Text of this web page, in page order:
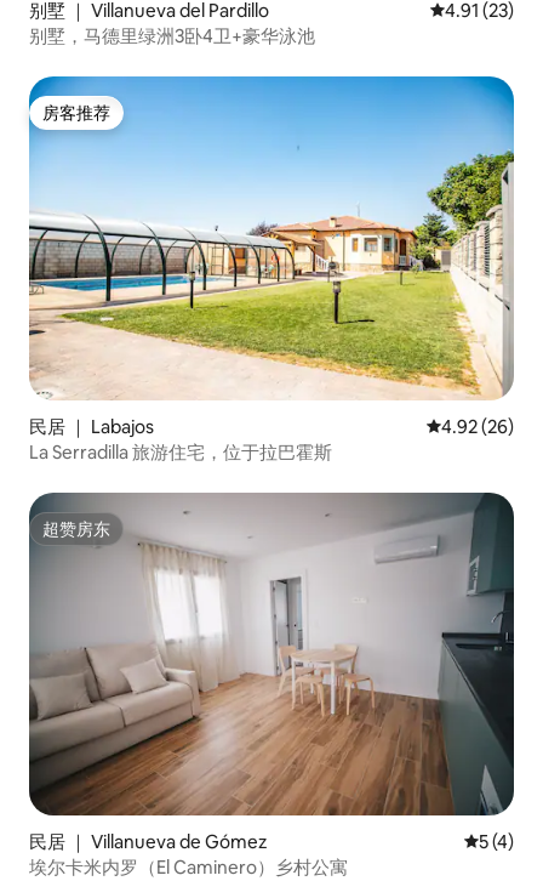
别墅 ｜ Villanueva del Pardillo 平均评分
4.91 (23)
别墅，马德里绿洲3卧4卫+豪华泳池
房客推荐
房客推荐
民居 ｜ Labajos 平均评分
4.92 (26)
La Serradilla 旅游住宅，位于拉巴霍斯
超赞房东
超赞房东
民居 ｜ Villanueva de Gómez 平均评分
5 (4)
埃尔卡米内罗（El Caminero）乡村公寓